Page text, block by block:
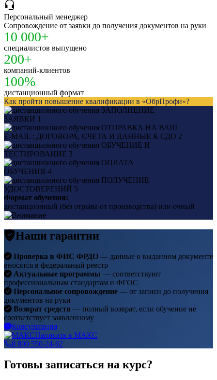
Персональный менеджер
Сопровождение от заявки до получения документов на руки
10 000+
специалистов выпущено
200+
компаний-клиентов
100%
дистанционный формат
Как пройти повышение квалификации в «ОбрПрофи»?
ЗАПОЛНЕНИЕ
ЗАЯВКИ 1
ОТПРАВКА НА ВАШ
E-MAIL : ДОГОВОРА, СЧЕТА И ДАННЫЕ К СДО 2
ОБУЧЕНИЕ И
ТЕСТИРОВАНИЕ 3
ОПЛАТА
ОБУЧЕНИЯ 4
ПОЛУЧЕНИЕ
УДОСТОВЕРЕНИЙ 5
Формат обучения:
дистанционный (без отрыва от производства) или очный
Наши гарантии
Проверка в ФИС ФРДО — данные о выданном документе
вносятся в федеральный реестр
Актуальные программы — соответствуют
профессиональным стандартам и ФГОС
Персональное сопровождение — от записи до получения
документов на руки
Возврат средств — полный возврат, если обучение не
соответствует заявленному
Консультация
Написать в МАКС
8 800 550-24-62
Готовы записаться на курс?